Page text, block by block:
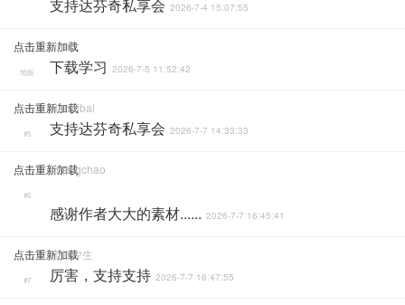
支持达芬奇私享会 2026-7-4 15:07:55
点击重新加载
Ahui
地板 下载学习 2026-7-5 11:52:42
点击重新加载
Hannibal
#5 支持达芬奇私享会 2026-7-7 14:33:33
点击重新加载Zhangchao
#6
感谢作者大大的素材...... 2026-7-7 16:45:41
点击重新加载
四月夕生
#7 厉害，支持支持 2026-7-7 16:47:55